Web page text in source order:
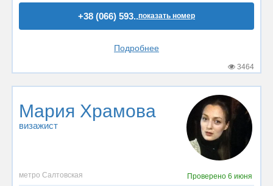
+38 (066) 593..показать номер
Подробнее
3464
Мария Храмова
визажист
метро Салтовская Проверено 6 июня